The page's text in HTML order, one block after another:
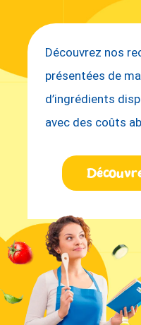
Découvrez nos
présentées de
d’ingrédients
avec des coûts